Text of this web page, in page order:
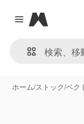
Close menu
Magnific
ホーム/ストック/ベク